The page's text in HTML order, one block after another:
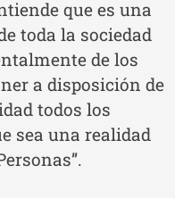
que es una
toda la sociedad
de los
a disposición de
todos los
sea una realidad